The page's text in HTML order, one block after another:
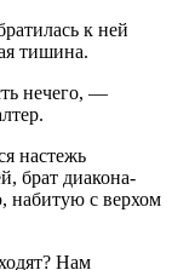
к ней
тишина.
нечего, —
настежь
брат диакона-
набитую с верхом
Нам